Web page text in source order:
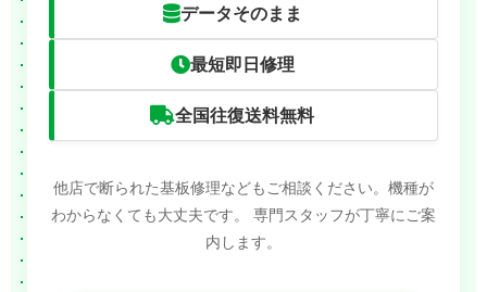
データそのまま
最短即日修理
全国往復送料無料
他店で断られた基板修理などもご相談ください。機種が
わからなくても大丈夫です。
専門スタッフが丁寧にご案
内します。